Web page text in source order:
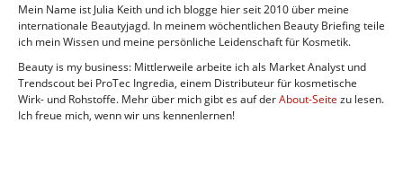
Mein Name ist Julia Keith und ich blogge hier seit 2010 über meine
internationale Beautyjagd. In meinem wöchentlichen Beauty Briefing teile
ich mein Wissen und meine persönliche Leidenschaft für Kosmetik.
Beauty is my business: Mittlerweile arbeite ich als Market Analyst und
Trendscout bei ProTec Ingredia, einem Distributeur für kosmetische
Wirk- und Rohstoffe. Mehr über mich gibt es auf derAbout-Seite zu lesen.
Ich freue mich, wenn wir uns kennenlernen!